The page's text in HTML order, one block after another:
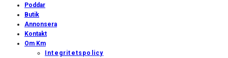
Poddar
Butik
Annonsera
Kontakt
Om Km
Integritetspolicy